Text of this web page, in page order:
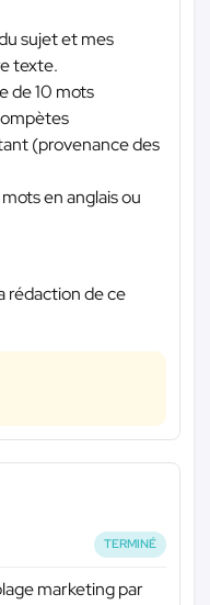
sujet et mes
texte.
de 10 mots
(provenance des
en anglais ou
rédaction de ce
TERMINÉ
marketing par